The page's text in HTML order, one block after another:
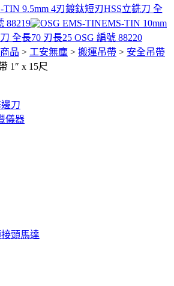
TIN 9.5mm 4刃鍍鈦短刃HSS立銑刀 全
88219
EMS-TIN 10mm
全長70 刃長25 OSG 編號 88220
商品 > 工安無塵 > 搬運吊帶 > 安全吊帶
1″ x 15尺
刀
儀器
頭馬達